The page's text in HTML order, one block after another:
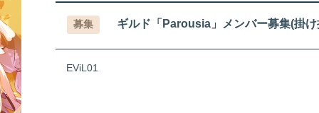
アップ
募集 ギルド「Parousia」メンバー募集(掛
EViL01